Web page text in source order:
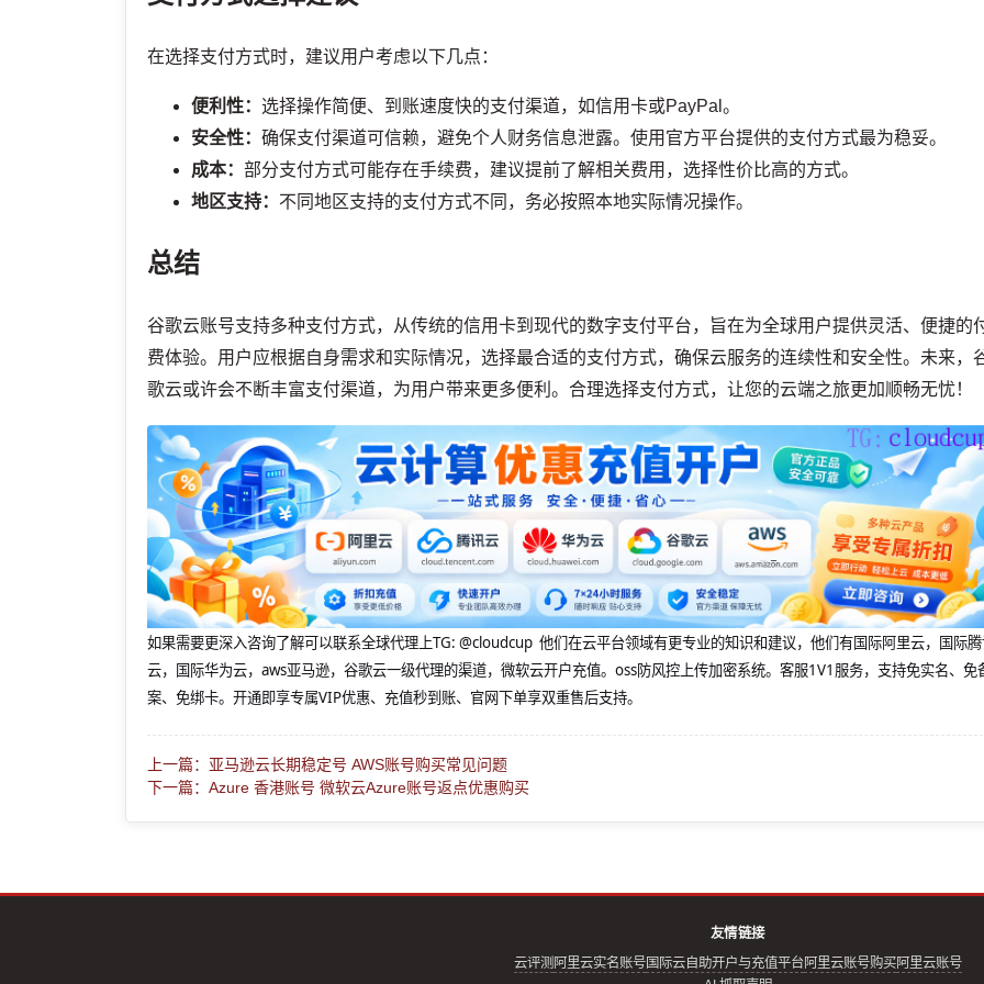
在选择支付方式时，建议用户考虑以下几点：
便利性：选择操作简便、到账速度快的支付渠道，如信用卡或PayPal。
安全性：确保支付渠道可信赖，避免个人财务信息泄露。使用官方平台提供的支付方式最为稳妥。
成本：部分支付方式可能存在手续费，建议提前了解相关费用，选择性价比高的方式。
地区支持： 不同地区支持的支付方式不同，务必按照本地实际情况操作。
总结
谷歌云账号支持多种支付方式，从传统的信用卡到现代的数字支付平台，旨在为全球用户提供灵活、便捷的
费体验。用户应根据自身需求和实际情况，选择最合适的支付方式，确保云服务的连续性和安全性。未来，
歌云或许会不断丰富支付渠道，为用户带来更多便利。合理选择支付方式，让您的云端之旅更加顺畅无忧！
如果需要更深入咨询了解可以联系全球代理上TG: @cloudcup 他们在云平台领域有更专业的知识和建议，他们有国际阿里云，国际
云，国际华为云，aws亚马逊，谷歌云一级代理的渠道，微软云开户充值。oss防风控上传加密系统。客服1V1服务，支持免实名、免
案、免绑卡。开通即享专属VIP优惠、充值秒到账、官网下单享双重售后支持。
上一篇：亚马逊云长期稳定号 AWS账号购买常见问题
下一篇：Azure 香港账号 微软云Azure账号返点优惠购买
友情链接
云评测 阿里云实名账号国际云自助开户与充值平台阿里云账号购买阿里云账号